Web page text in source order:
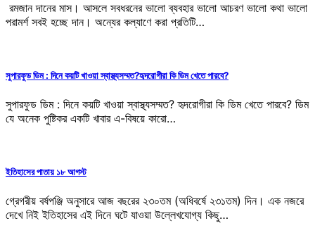
রমজান দানের মাস। আসলে সবধরনের ভালো ব্যবহার ভালো আচরণ ভালো কথা ভালো
পরামর্শ সবই হচ্ছে দান। অন্যের কল্যাণে করা প্রতিটি…
সুপারফুড ডিম : দিনে কয়টি খাওয়া স্বাস্থ্যসম্মত?হৃদরোগীরা কি ডিম খেতে পারবে?
সুপারফুড ডিম : দিনে কয়টি খাওয়া স্বাস্থ্যসম্মত? হৃদরোগীরা কি ডিম খেতে পারবে? ডিম
যে অনেক পুষ্টিকর একটি খাবার এ-বিষয়ে কারো…
ইতিহাসের পাতায় ১৮ আগস্ট
গ্রেগরীয় বর্ষপঞ্জি অনুসারে আজ বছরের ২৩০তম (অধিবর্ষে ২৩১তম) দিন। এক নজরে
দেখে নিই ইতিহাসের এই দিনে ঘটে যাওয়া উল্লেখযোগ্য কিছু…